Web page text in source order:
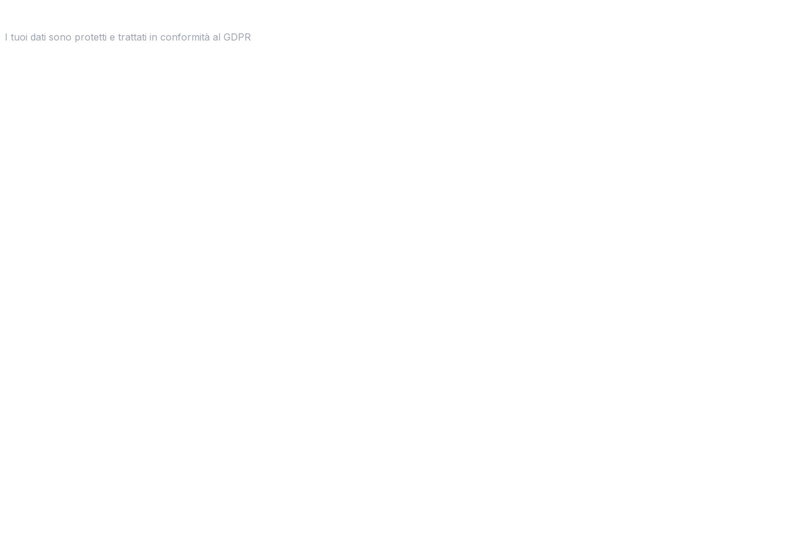
I tuoi dati sono protetti e trattati in conformità al GDPR